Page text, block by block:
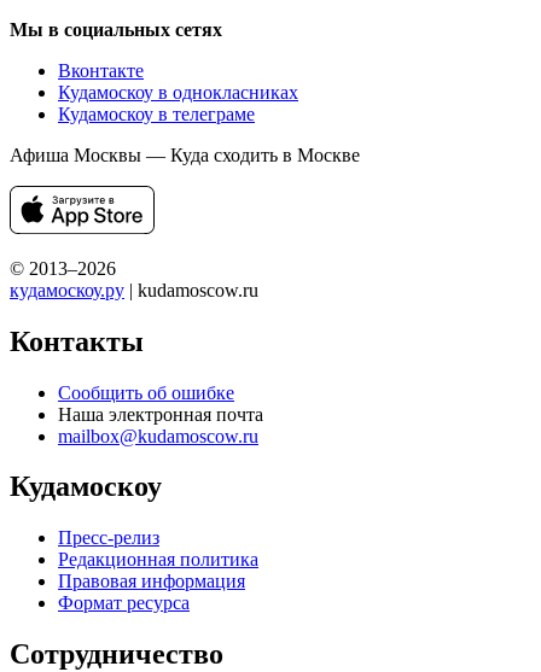
Мы в социальных сетях
Вконтакте
Кудамоскоу в однокласниках
Кудамоскоу в телеграме
Афиша Москвы — Куда сходить в Москве
© 2013–2026
кудамоскоу.ру | kudamoscow.ru
Контакты
Сообщить об ошибке
Наша электронная почта
mailbox@kudamoscow.ru
Кудамоскоу
Пресс-релиз
Редакционная политика
Правовая информация
Формат ресурса
Сотрудничество